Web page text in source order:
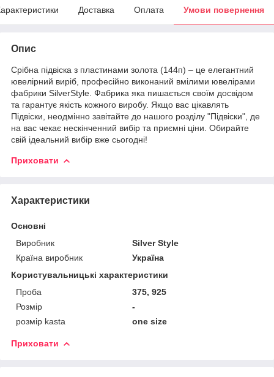
Доставка Оплата Умови повернення
Опис
Срібна підвіска з пластинами золота (144п) – це елегантний
ювелірний виріб, професійно виконаний вмілими ювелірами
фабрики SilverStyle. Фабрика яка пишається своїм досвідом
та гарантує якість кожного виробу. Якщо вас цікавлять
Підвіски, неодмінно завітайте до нашого розділу "Підвіски", де
на вас чекає нескінченний вибір та приємні ціни. Обирайте
свій ідеальний вибір вже сьогодні!
Приховати
Характеристики
Основні
Виробник
Silver Style
Країна виробник
Україна
Користувальницькі характеристики
Проба
375, 925
Розмір
-
розмір kasta
one size
Приховати